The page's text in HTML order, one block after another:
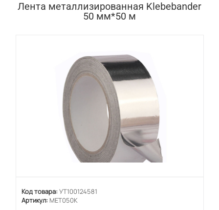
Лента металлизированная Klebebander
50 мм*50 м
Код товара: УТ100124581
Артикул: MET050K